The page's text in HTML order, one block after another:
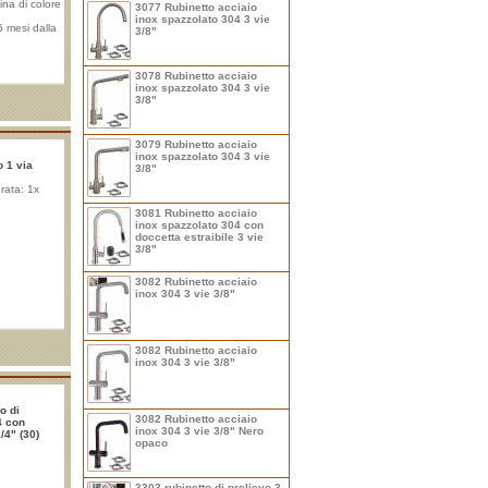
di colore
mesi dalla
vantaggio
1 via
1x
di
con
4" (30)
3077 Rubinetto acciaio
inox spazzolato 304 3 vie
3/8"
3078 Rubinetto acciaio
inox spazzolato 304 3 vie
3/8"
3079 Rubinetto acciaio
inox spazzolato 304 3 vie
3/8"
3081 Rubinetto acciaio
inox spazzolato 304 con
doccetta estraibile 3 vie
3/8"
3082 Rubinetto acciaio
inox 304 3 vie 3/8"
3082 Rubinetto acciaio
inox 304 3 vie 3/8"
3082 Rubinetto acciaio
inox 304 3 vie 3/8" Nero
opaco